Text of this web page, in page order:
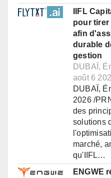
IIFL
pour tirer
afin
durable
gestion
DUBAÏ,
août 6
DUBAÏ,
2026 /
des
solutions
marché,
qu'IIFL…
ENGWE